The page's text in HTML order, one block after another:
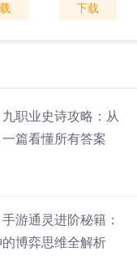
下载
九职业史诗攻略：从
篇看懂所有答案
手游通灵进阶秘籍：
博弈思维全解析